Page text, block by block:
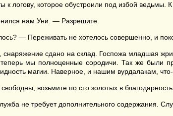
к логову, которое обустроили под избой ведьмы.
нам Уни. — Разрешите.
— Переживать не хотелось совершенно, и
снаряжение сдано на склад. Госпожа младшая
мы полноценные сородичи. Так же были
магии. Наверное, и нашим вурдалакам,
возьмите по сто золотых в
не требует дополнительного содержания.